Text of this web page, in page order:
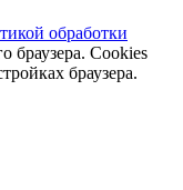
обработки
браузера. Cookies
браузера.